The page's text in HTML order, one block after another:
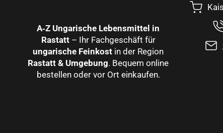
A‑Z Ungarische Lebensmittel in
Rastatt– Ihr Fachgeschäft für
ungarische Feinkost in der Region
Rastatt & Umgebung. Bequem online
bestellen oder vor Ort einkaufen.